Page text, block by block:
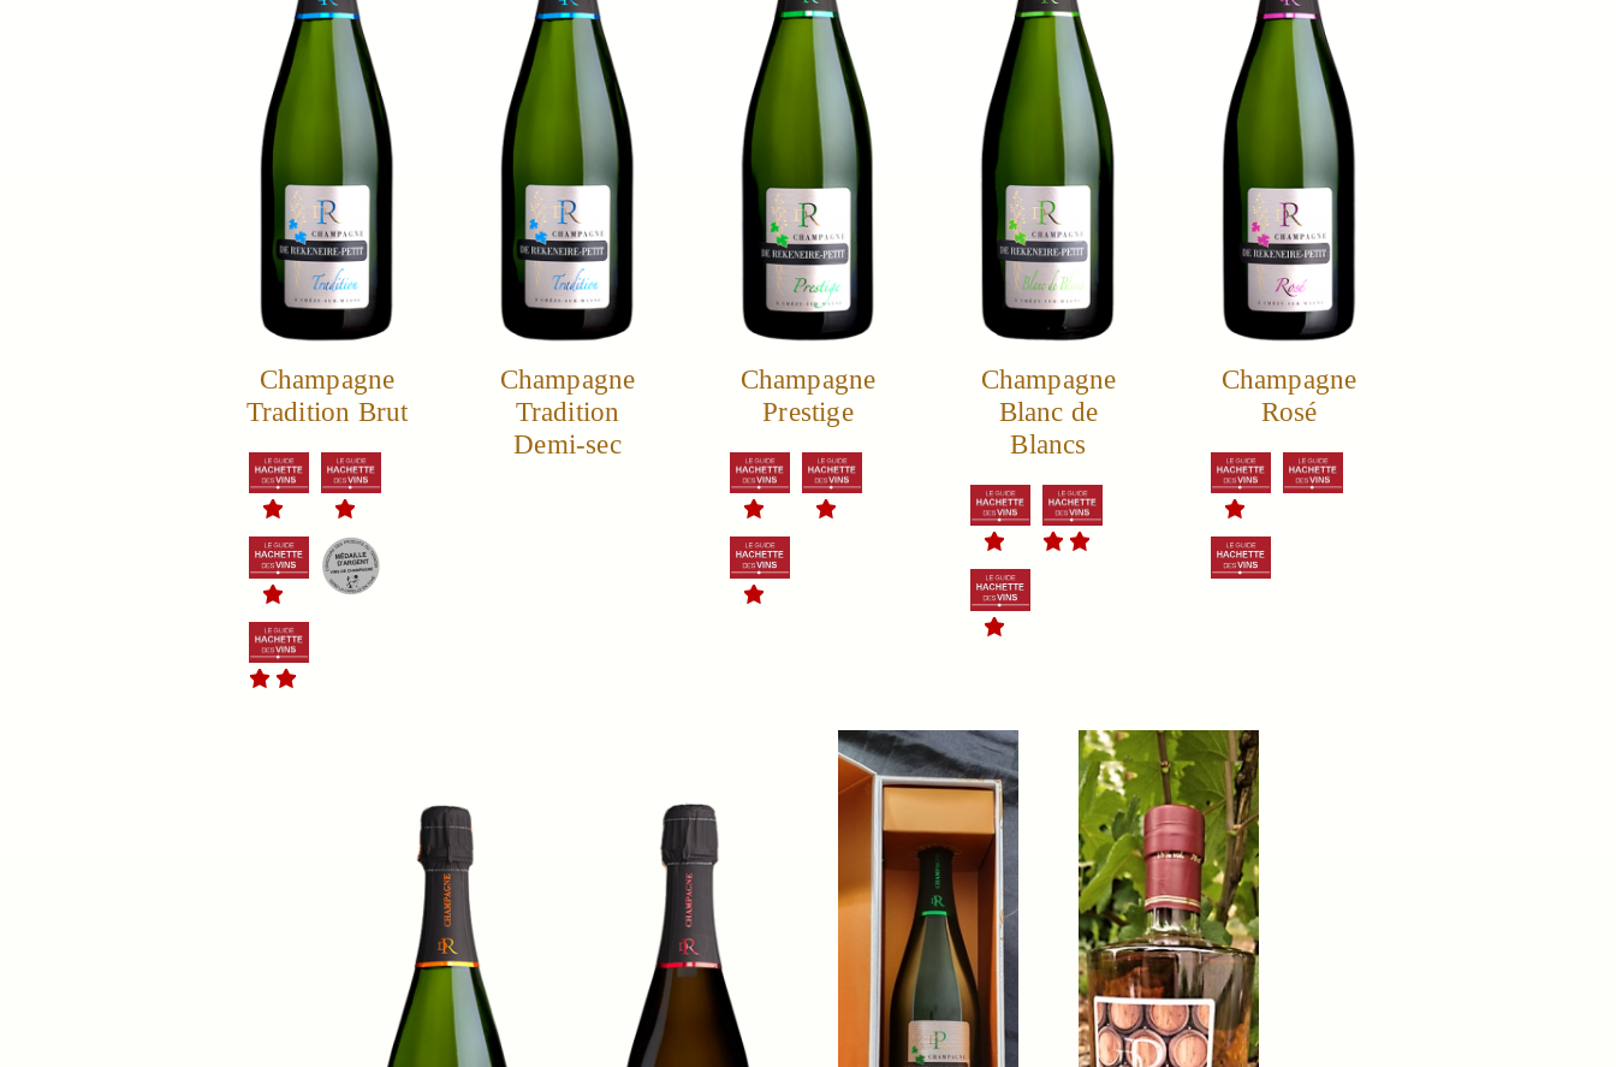
Champagne
Tradition Brut
Champagne
Tradition
Demi-sec
Champagne
Prestige
Champagne
Blanc de
Blancs
Champagne
Rosé